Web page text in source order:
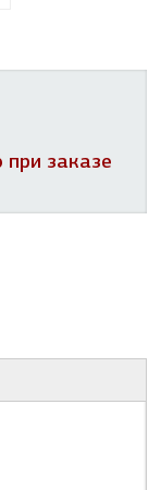
при заказе